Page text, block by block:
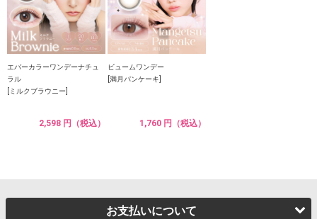
エバーカラーワンデーナチュ
ラル
[ミルクブラウニー]
2,598 円（税込）
ビュームワンデー
[満月パンケーキ]
1,760 円（税込）
お支払いについて